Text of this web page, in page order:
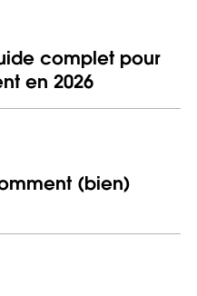
complet pour
en 2026
(bien)